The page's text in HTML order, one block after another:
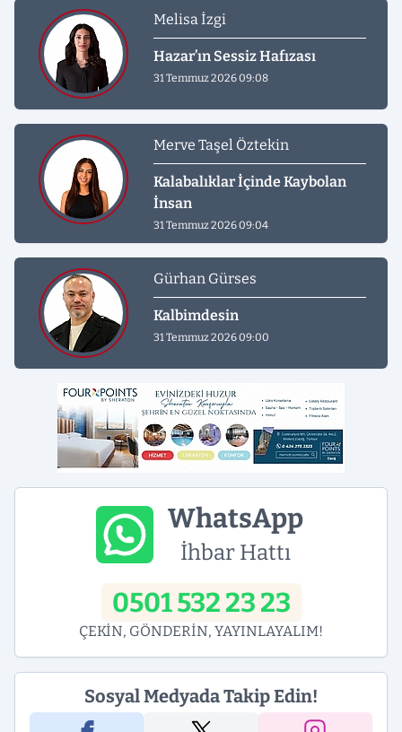
Melisa İzgi
Hazar’ın Sessiz Hafızası
31 Temmuz 2026 09:08
Merve Taşel Öztekin
Kalabalıklar İçinde Kaybolan
İnsan
31 Temmuz 2026 09:04
Gürhan Gürses
Kalbimdesin
31 Temmuz 2026 09:00
WhatsApp
İhbar Hattı
0501 532 23 23
ÇEKİN, GÖNDERİN, YAYINLAYALIM!
Sosyal Medyada Takip Edin!